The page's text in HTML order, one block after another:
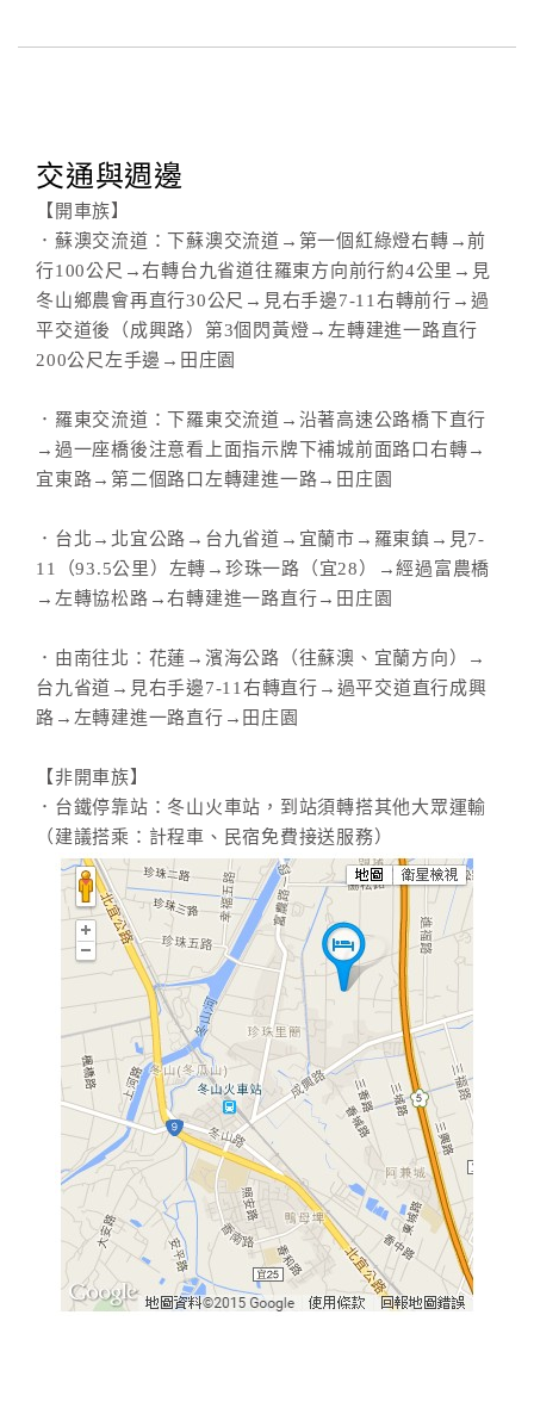
交通與週邊
【開車族】
．蘇澳交流道：下蘇澳交流道→第一個紅綠燈右轉→前
行100公尺→右轉台九省道往羅東方向前行約4公里→見
冬山鄉農會再直行30公尺→見右手邊7-11右轉前行→過
平交道後（成興路）第3個閃黃燈→左轉建進一路直行
200公尺左手邊→田庄園
．羅東交流道：下羅東交流道→沿著高速公路橋下直行
→過一座橋後注意看上面指示牌下補城前面路口右轉→
宜東路→第二個路口左轉建進一路→田庄園
．台北→北宜公路→台九省道→宜蘭市→羅東鎮→見7-
11（93.5公里）左轉→珍珠一路（宜28）→經過富農橋
→左轉協松路→右轉建進一路直行→田庄園
．由南往北：花蓮→濱海公路（往蘇澳、宜蘭方向）→
台九省道→見右手邊7-11右轉直行→過平交道直行成興
路→左轉建進一路直行→田庄園
【非開車族】
．台鐵停靠站：冬山火車站，到站須轉搭其他大眾運輸
（建議搭乘：計程車、民宿免費接送服務）